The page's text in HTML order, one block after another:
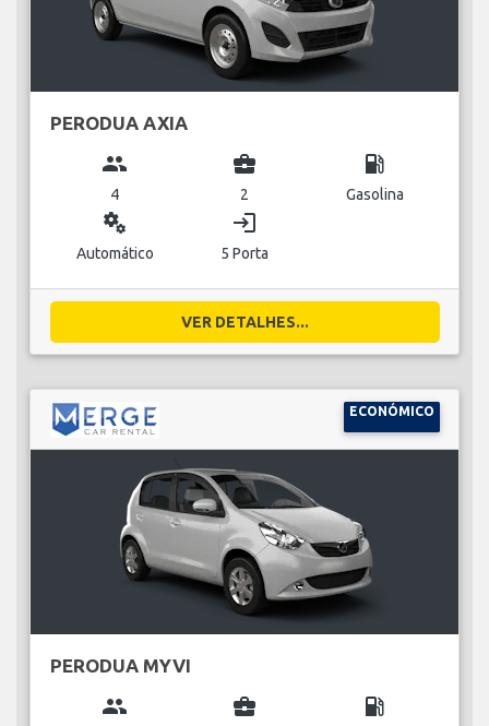
PERODUA AXIA
group
4
business_center
2
local_gas_station
Gasolina
miscellaneous_services
Automático
login
5 Porta
VER DETALHES...
ECONÓMICO
PERODUA MYVI
group business_center local_gas_station